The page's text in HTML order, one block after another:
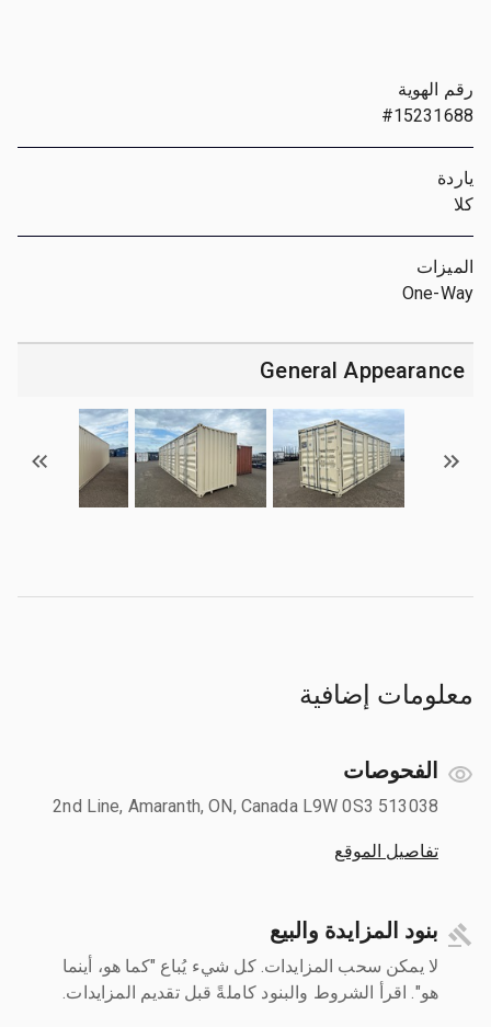
رقم الهوية
#15231688
ياردة
كلا
الميزات
One-Way
General Appearance
معلومات إضافية
الفحوصات
513038 2nd Line, Amaranth, ON, Canada L9W 0S3
تفاصيل الموقع
بنود المزايدة والبيع
لا يمكن سحب المزايدات. كل شيء يُباع "كما هو، أينما
هو". اقرأ الشروط والبنود كاملةً قبل تقديم المزايدات.